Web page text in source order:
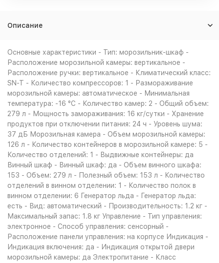
Описание
Основные характеристики - Тип: морозильник-шкаф -
Расположение морозильной камеры: вертикальное -
Расположение ручки: вертикальное - Климатический класс:
SN-T - Количество компрессоров: 1 - Размораживание
морозильной камеры: автоматическое - Минимальная
температура: -16 °C - Количество камер: 2 - Общий объем:
279 л - Мощность замораживания: 16 кг/сутки - Хранение
продуктов при отключении питания: 24 ч - Уровень шума:
37 дБ Морозильная камера - Объем морозильной камеры:
126 л - Количество контейнеров в морозильной камере: 5 -
Количество отделений: 1 - Выдвижные контейнеры: да
Винный шкаф - Винный шкаф: да - Объем винного шкафа:
153 - Объем: 279 л - Полезный объем: 153 л - Количество
отделений в винном отделении: 1 - Количество полок в
винном отделении: 6 Генератор льда - Генератор льда:
есть - Вид: автоматический - Производительность: 1.2 кг -
Максимальный запас: 1.8 кг Управление - Тип управления:
электронное - Способ управления: сенсорный -
Расположение панели управления: на корпусе Индикация -
Индикация включения: да - Индикация открытой двери
морозильной камеры: да Электропитание - Класс